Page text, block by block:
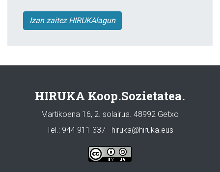
Izan zaitez HIRUKAlagun
HIRUKA Koop.Sozietatea.
Martikoena 16, 2. solairua. 48992 Getxo
Tel.: 944 911 337 · hiruka@hiruka.eus